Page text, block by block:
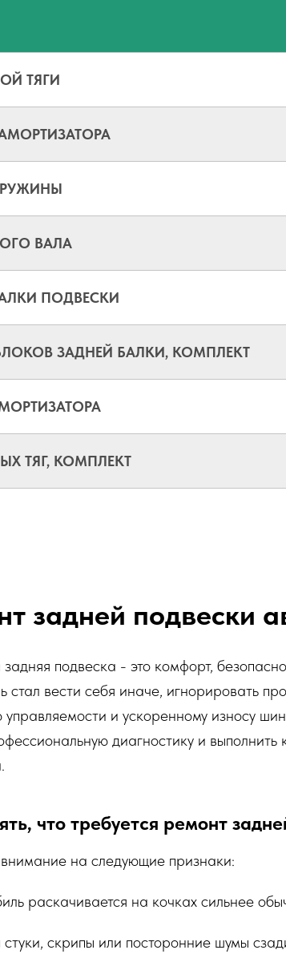
ТЯГИ
ВАЛА
ПОДВЕСКИ
ЗАДНЕЙ БАЛКИ, КОМПЛЕКТ
ТЯГ, КОМПЛЕКТ
задней подвески
подвеска - это комфорт,
стал вести себя иначе, игнорировать
и ускоренному износу
диагностику и
что требуется ремонт
на следующие признаки:
раскачивается на кочках сильнее
скрипы или посторонние шумы